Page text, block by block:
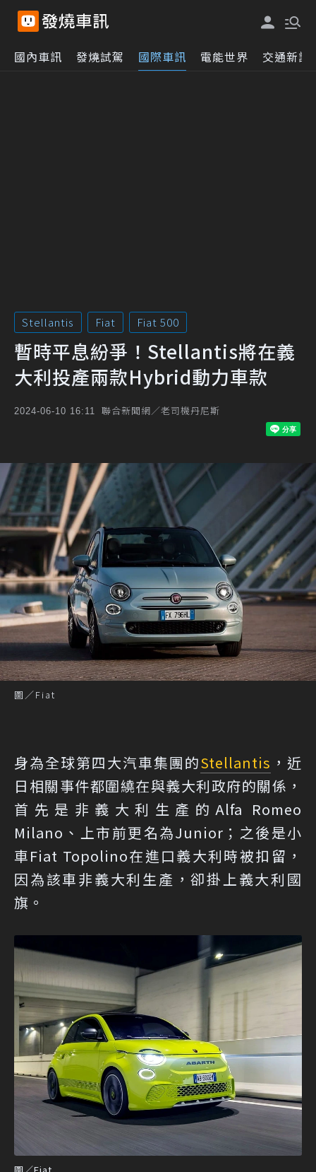
國內車訊 發燒試駕 國際車訊 電能世界 交通新訊
Stellantis Fiat Fiat 500
暫時平息紛爭！Stellantis將在義
大利投產兩款Hybrid動力車款
2024-06-10 16:11 聯合新聞網／老司機丹尼斯
圖／Fiat
身為全球第四大汽車集團的Stellantis ，近
日相關事件都圍繞在與義大利政府的關係，
首先是非義大利生產的Alfa Romeo
Milano、上市前更名為Junior；之後是小
車Fiat Topolino在進口義大利時被扣留，
因為該車非義大利生產，卻掛上義大利國
旗。